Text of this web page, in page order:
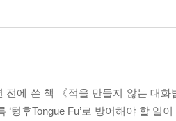
전에 쓴 책 《적을 만들지 않는 대
‘텅후Tongue Fu’로 방어해야 할 일